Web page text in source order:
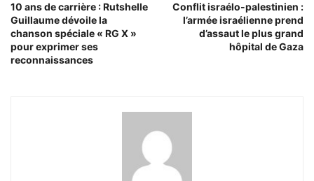
10 ans de carrière : Rutshelle
Guillaume dévoile la
chanson spéciale « RG X »
pour exprimer ses
reconnaissances
Conflit israélo-palestinien :
l’armée israélienne prend
d’assaut le plus grand
hôpital de Gaza